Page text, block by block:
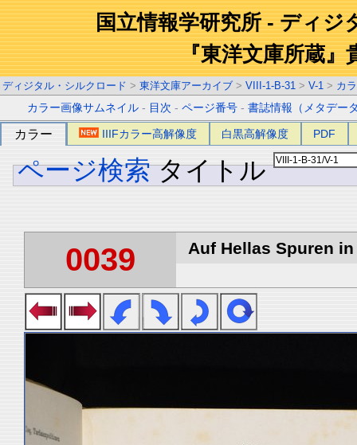
国立情報学研究所 - ディジ
『東洋文庫所蔵』
ディジタル・シルクロード > 東洋文庫アーカイブ > VIII-1-B-31 > V-1 > カ
カラー画像サムネイル - 目次 -ページ番号 -書誌情報（メタデー
カラー IIIFカラー高解像度 白黒高解像度 PDF
ページ検索 タイトル
0039 Auf Hellas Spuren